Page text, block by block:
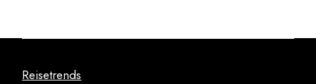
Reisetrends